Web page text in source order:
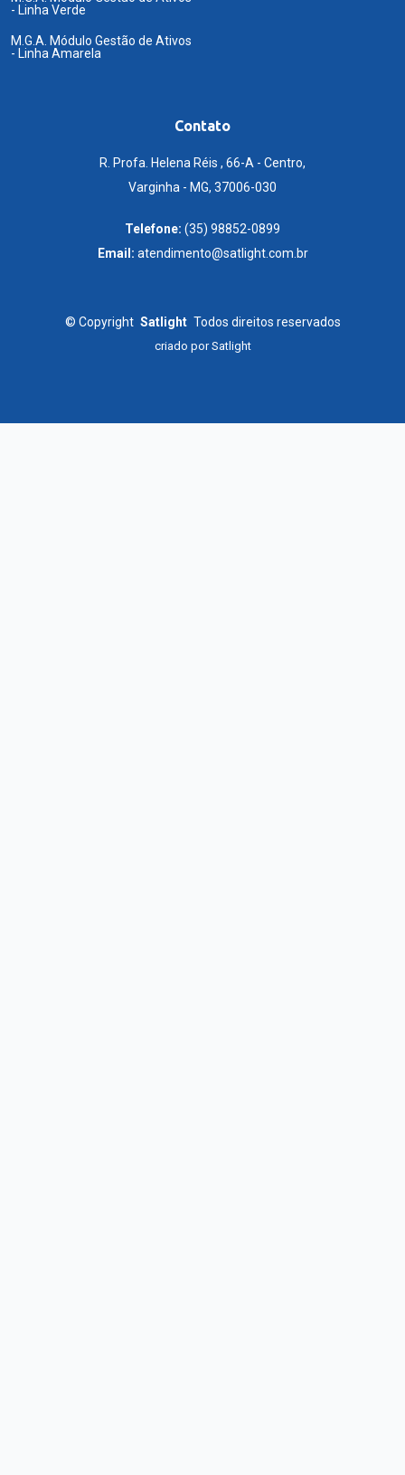
- Linha Verde
M.G.A. Módulo Gestão de Ativos
- Linha Amarela
Contato
R. Profa. Helena Réis , 66-A - Centro,
Varginha - MG, 37006-030
Telefone: (35) 98852-0899
Email: atendimento@satlight.com.br
© Copyright Satlight Todos direitos reservados
criado porSatlight